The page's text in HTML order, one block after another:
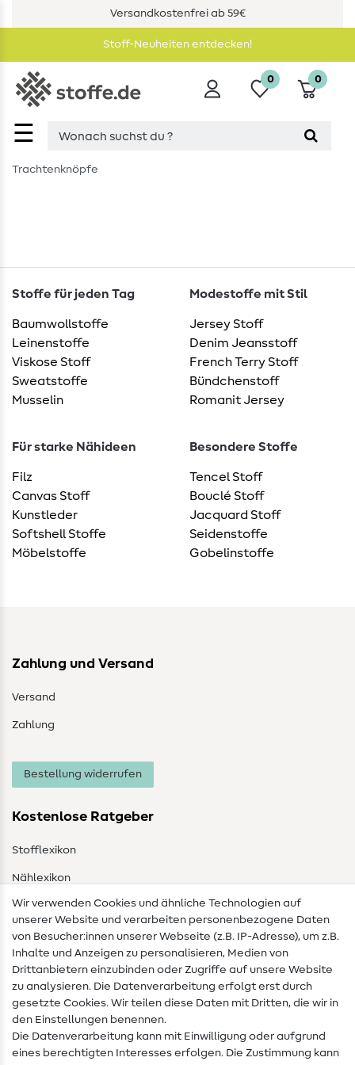
Versandkostenfrei ab 59€
Stoff-Neuheiten entdecken!
☰
0 0
Trachtenknöpfe
Stoffe für jeden Tag
Baumwollstoffe
Leinenstoffe
Viskose Stoff
Sweatstoffe
Musselin
Modestoffe mit Stil
Jersey Stoff
Denim Jeansstoff
French Terry Stoff
Bündchenstoff
Romanit Jersey
Für starke Nähideen
Filz
Canvas Stoff
Kunstleder
Softshell Stoffe
Möbelstoffe
Besondere Stoffe
Tencel Stoff
Bouclé Stoff
Jacquard Stoff
Seidenstoffe
Gobelinstoffe
Zahlung und Versand
Versand
Zahlung
Bestellung widerrufen
Kostenlose Ratgeber
Stofflexikon
Nählexikon
Nähanleitungen
Hilfe & Kontakt
Kontakt
Infos zum Betreiberwechsel
Widerrufsrecht
Wir verwenden Cookies und ähnliche Technologien auf
unserer Website und verarbeiten personenbezogene Daten
von Besucher:innen unserer Webseite (z.B. IP-Adresse), um z.B.
Inhalte und Anzeigen zu personalisieren, Medien von
Drittanbietern einzubinden oder Zugriffe auf unsere Website
zu analysieren. Die Datenverarbeitung erfolgt erst durch
gesetzte Cookies. Wir teilen diese Daten mit Dritten, die wir in
den Einstellungen benennen.
Die Datenverarbeitung kann mit Einwilligung oder aufgrund
eines berechtigten Interesses erfolgen. Die Zustimmung kann